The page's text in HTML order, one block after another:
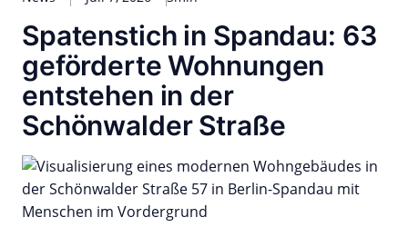
Spatenstich in Spandau: 63
geförderte Wohnungen
entstehen in der
Schönwalder Straße